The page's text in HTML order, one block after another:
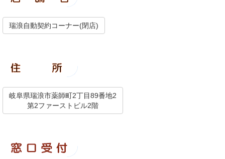
瑞浪自動契約コーナー(閉店)
岐阜県瑞浪市薬師町2丁目89番地2
第2ファーストビル2階